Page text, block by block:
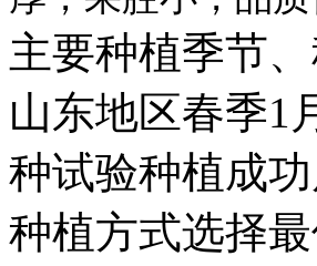
主要种植季节
山东地区春季1
种试验种植成
种植方式选择